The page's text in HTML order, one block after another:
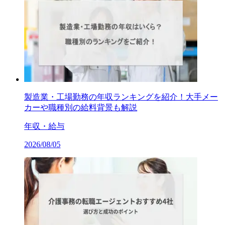
製造業・工場勤務の年収ランキングを紹介！大手メー
カーや職種別の給料背景も解説
年収・給与
2026/08/05